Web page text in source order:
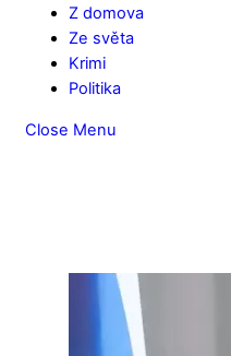
Z domova
Ze světa
Krimi
Politika
Close Menu